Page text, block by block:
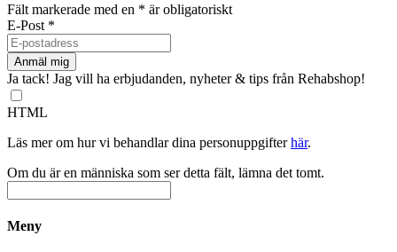
Fält markerade med en * är obligatoriskt
E-Post *
Ja tack! Jag vill ha erbjudanden, nyheter & tips från Rehabshop!
HTML
Läs mer om hur vi behandlar dina personuppgifterhär.
Om du är en människa som ser detta fält, lämna det tomt.
Meny